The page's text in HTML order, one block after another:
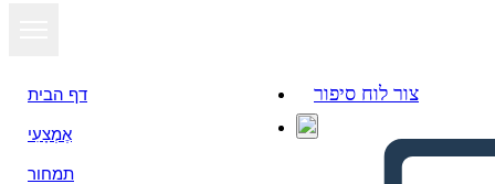
דף הבית
אֶמְצָעִי
תמחור
צור לוח סיפור